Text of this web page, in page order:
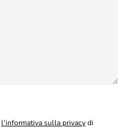
l'informativa sulla privacydi